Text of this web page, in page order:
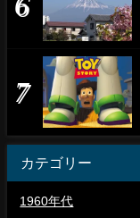
カテゴリー
1960年代